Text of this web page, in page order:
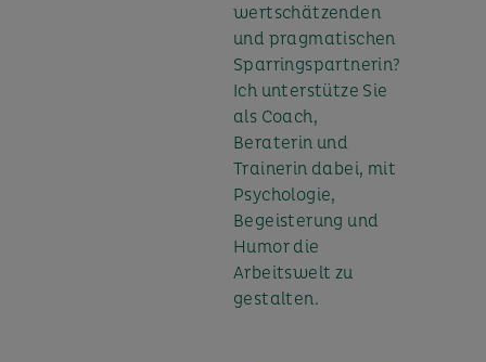
wertschätzenden
und pragmatischen
Sparringspartnerin?
Ich unterstütze Sie
als Coach,
Beraterin und
Trainerin dabei, mit
Psychologie,
Begeisterung und
Humor die
Arbeitswelt zu
gestalten.